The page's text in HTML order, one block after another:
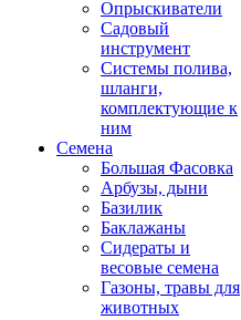
Опрыскиватели
Садовый
инструмент
Системы полива,
шланги,
комплектующие к
ним
Семена
Большая Фасовка
Арбузы, дыни
Базилик
Баклажаны
Сидераты и
весовые семена
Газоны, травы для
животных